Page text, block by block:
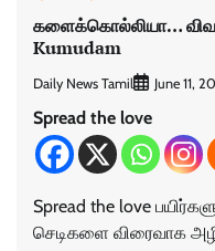
களைக்கொல்லியா…
Kumudam
Daily News Tamil June 11,
Spread the love
Spread the love
செடிகளை விரைவாக